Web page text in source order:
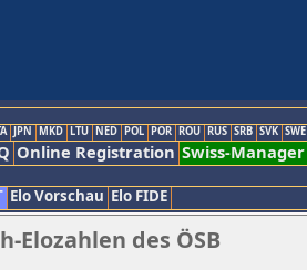
JPN MKD LTU NED POL POR ROU RUS SRB SVK SWE
Online Registration Swiss-Manager
Elo Vorschau Elo FIDE
des ÖSB